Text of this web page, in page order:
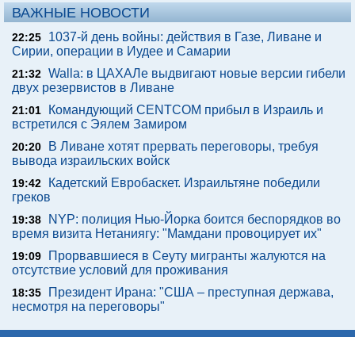
ВАЖНЫЕ НОВОСТИ
22:25
1037-й день войны: действия в Газе, Ливане и
Сирии, операции в Иудее и Самарии
21:32 Walla: в ЦАХАЛе выдвигают новые версии гибели
двух резервистов в Ливане
21:01
Командующий CENTCOM прибыл в Израиль и
встретился с Эялем Замиром
20:20
В Ливане хотят прервать переговоры, требуя
вывода израильских войск
19:42
Кадетский Евробаскет. Израильтяне победили
греков
19:38
NYP: полиция Нью-Йорка боится беспорядков во
время визита Нетаниягу: "Мамдани провоцирует их"
19:09
Прорвавшиеся в Сеуту мигранты жалуются на
отсутствие условий для проживания
18:35
Президент Ирана: "США – преступная держава,
несмотря на переговоры"